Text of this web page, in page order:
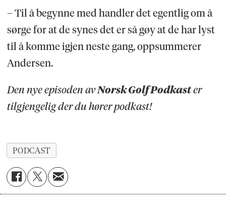
– Til å begynne med handler det egentlig om å
sørge for at de synes det er så gøy at de har lyst
til å komme igjen neste gang, oppsummerer
Andersen.
Den nye episoden avNorsk Golf Podkaster
tilgjengelig der du hører podkast!
PODCAST